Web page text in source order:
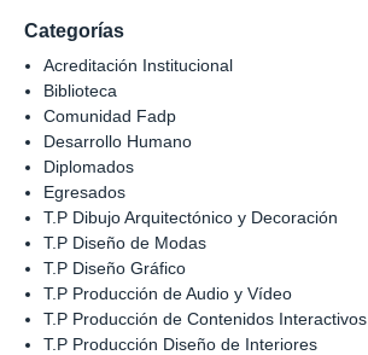
Categorías
Acreditación Institucional
Biblioteca
Comunidad Fadp
Desarrollo Humano
Diplomados
Egresados
T.P Dibujo Arquitectónico y Decoración
T.P Diseño de Modas
T.P Diseño Gráfico
T.P Producción de Audio y Vídeo
T.P Producción de Contenidos Interactivos
T.P Producción Diseño de Interiores